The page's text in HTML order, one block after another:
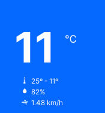
11 ℃
25º - 11º
82%
1.48 km/h